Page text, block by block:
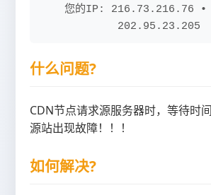
您的IP: 216.73.216.76 •
202.95.23.205
什么问题?
CDN节点请求源服务器时，等待时
源站出现故障！！！
如何解决?